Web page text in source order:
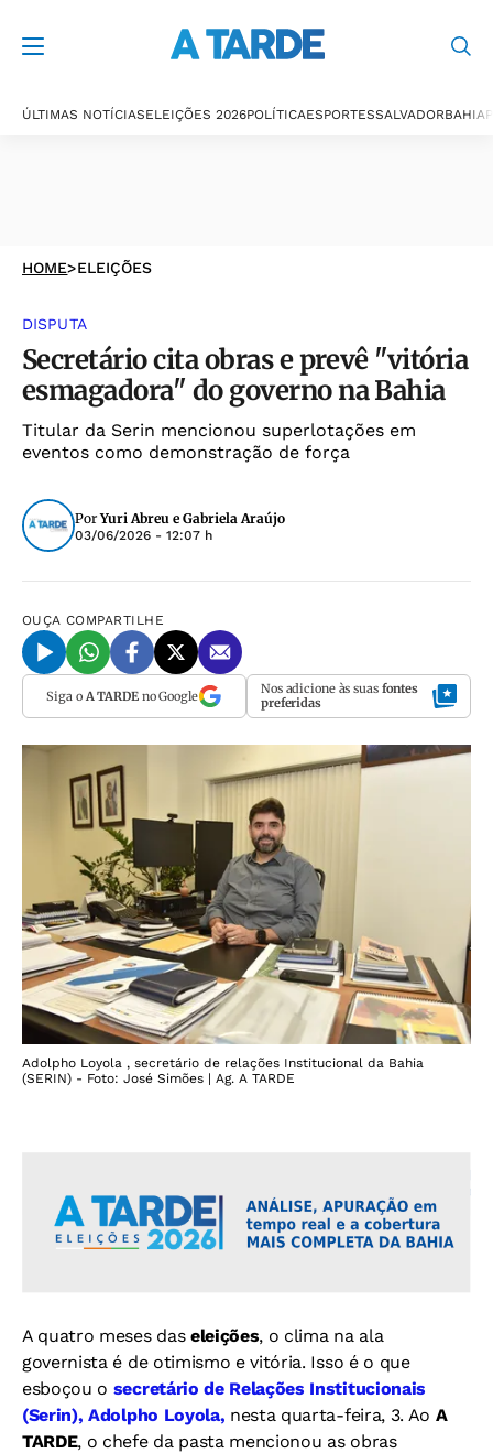
ÚLTIMAS NOTÍCIASELEIÇÕES 2026POLÍTICAESPORTESSALVADORBAHIA
HOME>ELEIÇÕES
DISPUTA
Secretário cita obras e prevê "vitória
esmagadora" do governo na Bahia
Titular da Serin mencionou superlotações em
eventos como demonstração de força
PorYuri Abreu e Gabriela Araújo
03/06/2026 - 12:07 h
OUÇA COMPARTILHE
Siga o A TARDEno Google Nos adicione às suas fontes
preferidas
Adolpho Loyola , secretário de relações Institucional da Bahia
(SERIN) - Foto: José Simões | Ag. A TARDE
A quatro meses das eleições, o clima na ala
governista é de otimismo e vitória. Isso é o que
esboçou o secretário de Relações Institucionais
(Serin), Adolpho Loyola, nesta quarta-feira, 3. Ao A
TARDE, o chefe da pasta mencionou as obras